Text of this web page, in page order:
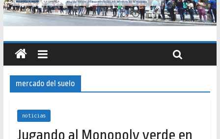
Criterios técnicos para una vivienda adecuada [2019]
Red de consultorios de la Caja del Seguro Obrero en
Santiago : un patrimonio emblemático [2014]
mercado del suelo
noticias
Jugando al Monopoly verde en